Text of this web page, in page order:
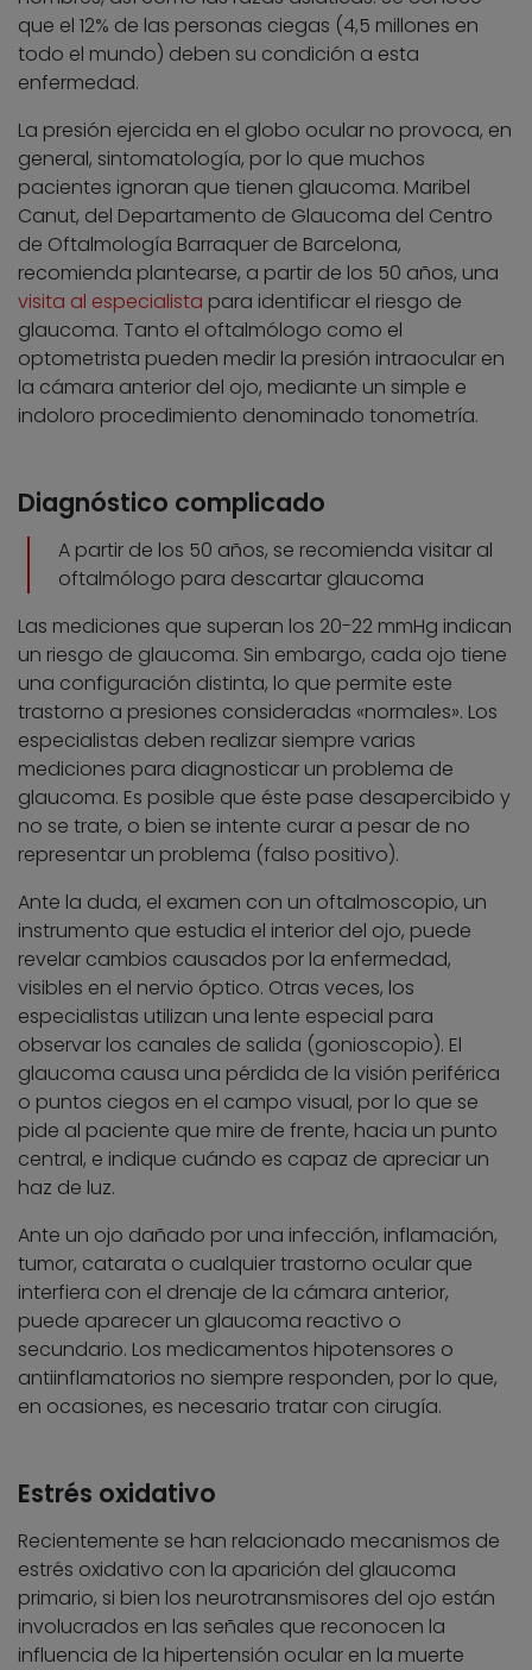
que el 12% de las personas ciegas (4,5 millones en
todo el mundo) deben su condición a esta
enfermedad.
La presión ejercida en el globo ocular no provoca, en
general, sintomatología, por lo que muchos
pacientes ignoran que tienen glaucoma. Maribel
Canut, del Departamento de Glaucoma del Centro
de Oftalmología Barraquer de Barcelona,
recomienda plantearse, a partir de los 50 años, una
visita al especialista para identificar el riesgo de
glaucoma. Tanto el oftalmólogo como el
optometrista pueden medir la presión intraocular en
la cámara anterior del ojo, mediante un simple e
indoloro procedimiento denominado tonometría.
Diagnóstico complicado
A partir de los 50 años, se recomienda visitar al
oftalmólogo para descartar glaucoma
Las mediciones que superan los 20-22 mmHg indican
un riesgo de glaucoma. Sin embargo, cada ojo tiene
una configuración distinta, lo que permite este
trastorno a presiones consideradas «normales». Los
especialistas deben realizar siempre varias
mediciones para diagnosticar un problema de
glaucoma. Es posible que éste pase desapercibido y
no se trate, o bien se intente curar a pesar de no
representar un problema (falso positivo).
Ante la duda, el examen con un oftalmoscopio, un
instrumento que estudia el interior del ojo, puede
revelar cambios causados por la enfermedad,
visibles en el nervio óptico. Otras veces, los
especialistas utilizan una lente especial para
observar los canales de salida (gonioscopio). El
glaucoma causa una pérdida de la visión periférica
o puntos ciegos en el campo visual, por lo que se
pide al paciente que mire de frente, hacia un punto
central, e indique cuándo es capaz de apreciar un
haz de luz.
Ante un ojo dañado por una infección, inflamación,
tumor, catarata o cualquier trastorno ocular que
interfiera con el drenaje de la cámara anterior,
puede aparecer un glaucoma reactivo o
secundario. Los medicamentos hipotensores o
antiinflamatorios no siempre responden, por lo que,
en ocasiones, es necesario tratar con cirugía.
Estrés oxidativo
Recientemente se han relacionado mecanismos de
estrés oxidativo con la aparición del glaucoma
primario, si bien los neurotransmisores del ojo están
involucrados en las señales que reconocen la
influencia de la hipertensión ocular en la muerte